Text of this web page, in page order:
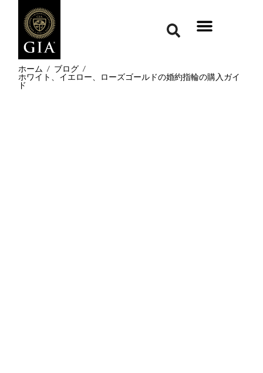
ホーム / ブログ /
ホワイト、イエロー、ローズゴールドの婚約指輪の購入ガイ
ド